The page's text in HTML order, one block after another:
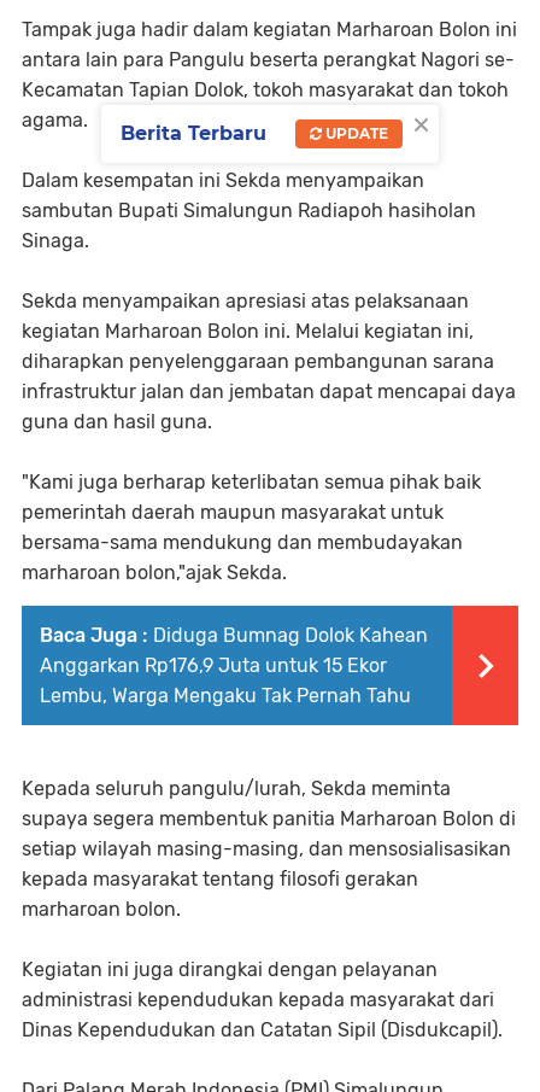
Tampak juga hadir dalam kegiatan Marharoan Bolon ini
antara lain para Pangulu beserta perangkat Nagori se-
Kecamatan Tapian Dolok, tokoh masyarakat dan tokoh
agama.
Dalam kesempatan ini Sekda menyampaikan
sambutan Bupati Simalungun Radiapoh hasiholan
Sinaga.
Sekda menyampaikan apresiasi atas pelaksanaan
kegiatan Marharoan Bolon ini. Melalui kegiatan ini,
diharapkan penyelenggaraan pembangunan sarana
infrastruktur jalan dan jembatan dapat mencapai daya
guna dan hasil guna.
"Kami juga berharap keterlibatan semua pihak baik
pemerintah daerah maupun masyarakat untuk
bersama-sama mendukung dan membudayakan
marharoan bolon,"ajak Sekda.
Baca Juga : Diduga Bumnag Dolok Kahean
Anggarkan Rp176,9 Juta untuk 15 Ekor
Lembu, Warga Mengaku Tak Pernah Tahu
Kepada seluruh pangulu/lurah, Sekda meminta
supaya segera membentuk panitia Marharoan Bolon di
setiap wilayah masing-masing, dan mensosialisasikan
kepada masyarakat tentang filosofi gerakan
marharoan bolon.
Kegiatan ini juga dirangkai dengan pelayanan
administrasi kependudukan kepada masyarakat dari
Dinas Kependudukan dan Catatan Sipil (Disdukcapil).
×
Berita Terbaru UPDATE